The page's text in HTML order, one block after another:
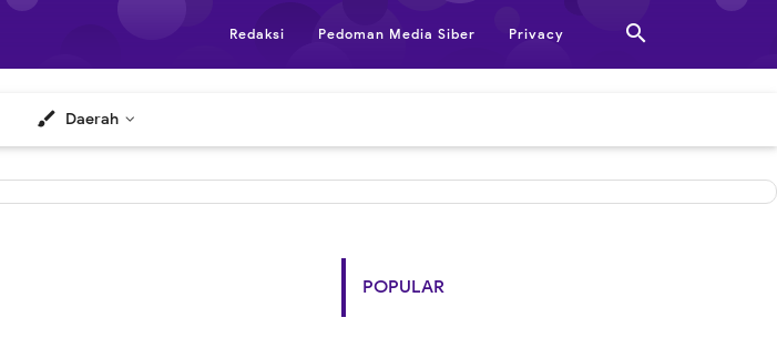

Redaksi Pedoman Media Siber Privacy
brush Daerah
POPULAR